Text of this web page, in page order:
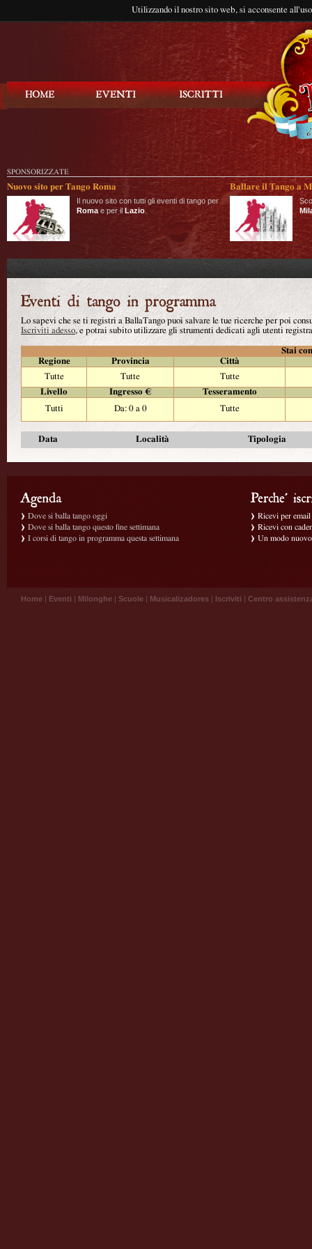
Utilizzando il nostro sito web, si acconsente
SPONSORIZZATE
Nuovo sito per Tango Roma
Il nuovo sito con tutti gli eventi di tango per
Roma e per il Lazio
Ballare il Tango a
Lo sapevi che se ti registri a BallaTango puoi salvare le tue ricerche per poi
Iscriviti adesso, e potrai subito utilizzare gli strumenti dedicati agli utenti
Stai
Regione
Provincia
Città
Tutte
Tutte
Tutte
Livello
Ingresso €
Tesseramento
Tutti
Da: 0 a 0 Tutte
Data Località Tipologia
Dove si balla tango oggi
Dove si balla tango questo fine settimana
I corsi di tango in programma questa settimana
Ricevi per
Ricevi con
Un modo
Home | Eventi | Milonghe | Scuole | Musicalizadores | Iscriviti | Centro